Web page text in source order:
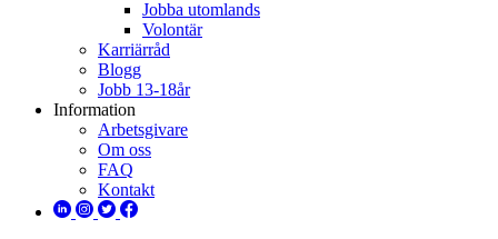
Jobba utomlands
Volontär
Karriärråd
Blogg
Jobb 13-18år
Information
Arbetsgivare
Om oss
FAQ
Kontakt